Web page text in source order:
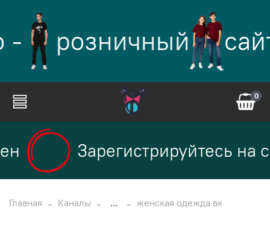
- розничный
0
Зарегистрируйтесь на
Главная Каналы ... женская одежда вк